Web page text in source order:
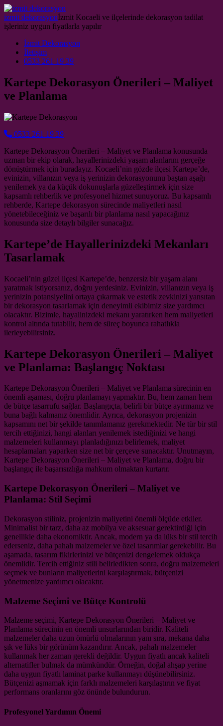
Skip to content
izmit dekorasyonİzmit Kocaeli ve ilçelerinde dekorasyon tadilat
işleriniz uygun fiyatlarla yapılır
Main Navigation
İzmit Dekorasyon
İletişim
0533 261 19 39
Kartepe Dekorasyon Önerileri – Maliyet
ve Planlama
0533 261 19 39
Kartepe Dekorasyon Önerileri – Maliyet ve Planlama konusunda
uzman bir ekip olarak, hayallerinizdeki yaşam alanlarını gerçeğe
dönüştürmek için buradayız. Kocaeli’nin gözde ilçesi Kartepe’de,
evinizin, villanızın veya iş yerinizin dekorasyonunu baştan aşağı
yenilemek ya da küçük dokunuşlarla güzelleştirmek için size
kapsamlı rehberlik ve profesyonel hizmet sunuyoruz. Bu kapsamlı
rehberde, Kartepe dekorasyon sürecinde maliyetleri nasıl
yönetebileceğiniz ve başarılı bir planlama nasıl yapacağınız
konusunda size detaylı bilgiler sunacağız.
Kartepe’de Hayallerinizdeki Mekanları
Tasarlamak
Kocaeli’nin güzel ilçesi Kartepe’de, benzersiz bir yaşam alanı
yaratmak istiyorsanız, doğru yerdesiniz. Evinizin, villanızın veya iş
yerinizin potansiyelini ortaya çıkarmak ve estetik zevkinizi yansıtan
bir dekorasyon tasarlamak için deneyimli ekibimiz size yardımcı
olacaktır. Bizimle, hayalinizdeki mekanı yaratırken hem maliyetleri
kontrol altında tutabilir, hem de süreç boyunca rahatlıkla
ilerleyebilirsiniz.
Kartepe Dekorasyon Önerileri – Maliyet
ve Planlama: Başlangıç Noktası
Kartepe Dekorasyon Önerileri – Maliyet ve Planlama sürecinin en
önemli aşaması, doğru planlamayı yapmaktır. Bu, hem zaman hem
de bütçe tasarrufu sağlar. Başlangıçta, belirli bir bütçe ayırmanız ve
buna bağlı kalmanız önemlidir. Ayrıca, dekorasyon projenizin
kapsamını net bir şekilde tanımlamanız gerekmektedir. Ne tür bir stil
tercih ettiğinizi, hangi alanları yenilemek istediğinizi ve hangi
malzemeleri kullanmayı planladığınızı belirlemek, maliyet
hesaplamaları yaparken size net bir çerçeve sunacaktır. Unutmayın,
Kartepe Dekorasyon Önerileri – Maliyet ve Planlama, doğru bir
başlangıç ile başarısızlığa mahkum olmaktan kurtarır.
Kartepe Dekorasyon Önerileri – Maliyet ve
Planlama: Stil Seçimi
Dekorasyon stiliniz, projenizin maliyetini önemli ölçüde etkiler.
Minimalist bir tarz, daha az mobilya ve aksesuar gerektirdiği için
genellikle daha ekonomiktir. Ancak, modern ya da lüks bir stil tercih
ederseniz, daha pahalı malzemeler ve özel tasarımlar gerekebilir. Bu
aşamada, tasarım fikirlerinizi ve bütçenizi dengelemek oldukça
önemlidir. Tercih ettiğiniz stili belirledikten sonra, doğru malzemeleri
seçmek ve bunların maliyetlerini karşılaştırmak, bütçenizi
yönetmenize yardımcı olacaktır.
Malzeme Seçimi ve Bütçe Kontrolü
Malzeme seçimi, Kartepe Dekorasyon Önerileri – Maliyet ve
Planlama sürecinin en önemli unsurlarından biridir. Kaliteli
malzemeler daha uzun ömürlü olmalarının yanı sıra, mekana daha
şık ve lüks bir görünüm kazandırır. Ancak, pahalı malzemeler
kullanmak her zaman gerekli değildir. Uygun fiyatlı ancak kaliteli
alternatifler bulmak da mümkündür. Örneğin, doğal ahşap yerine
daha uygun fiyatlı laminat parke kullanmayı düşünebilirsiniz.
Bütçenizi aşmamak için farklı malzemeleri karşılaştırın ve fiyat
performans oranlarını göz önünde bulundurun.
Profesyonel Yardımın Önemi